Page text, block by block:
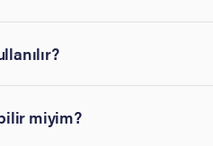
miyim?